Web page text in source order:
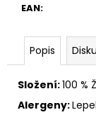
EAN:
Popis
Složení:100 %
Alergeny:
e